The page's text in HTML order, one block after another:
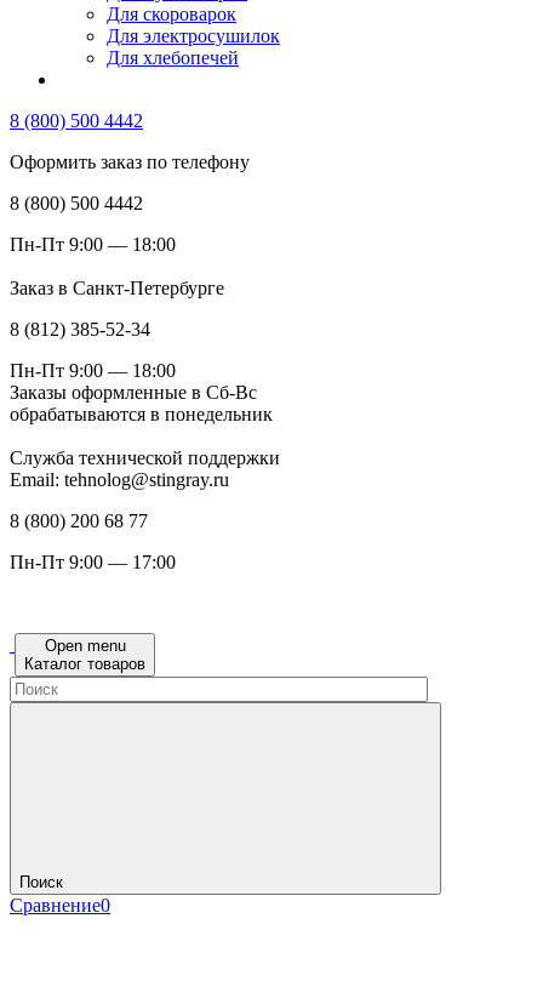
Для скороварок
Для электросушилок
Для хлебопечей
8 (800) 500 4442
Оформить заказ по телефону
8 (800) 500 4442
Пн-Пт 9:00 — 18:00
Заказ в Санкт-Петербурге
8 (812) 385-52-34
Пн-Пт 9:00 — 18:00
Заказы оформленные в Сб-Вс
обрабатываются в понедельник
Служба технической поддержки
Email: tehnolog@stingray.ru
8 (800) 200 68 77
Пн-Пт 9:00 — 17:00
Open menu
Каталог товаров
Поиск
Сравнение0